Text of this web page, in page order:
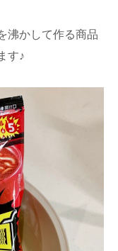
沸かして作る商品
す♪